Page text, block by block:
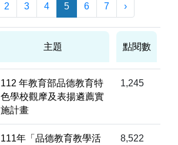
2 3 4 5 6 7 ›
主題 點閱數
112 年教育部品德教育特
色學校觀摩及表揚遴薦實
施計畫
1,245
111年「品德教育教學活
8,522